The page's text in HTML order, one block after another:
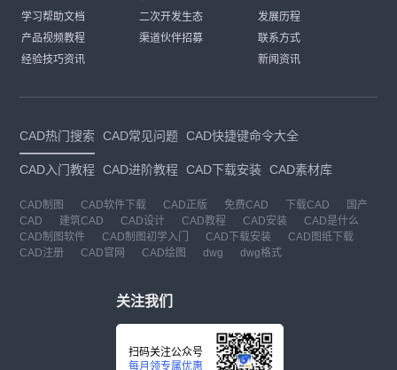
学习帮助文档
产品视频教程
经验技巧资讯
二次开发生态
渠道伙伴招募
发展历程
联系方式
新闻资讯
CAD热门搜索 CAD常见问题 CAD快捷键命令大全
CAD入门教程 CAD进阶教程 CAD下载安装 CAD素材库
CAD制图 CAD软件下载 CAD正版 免费CAD 下载CAD
国产
CAD
建筑CAD CAD设计 CAD教程 CAD安装
CAD是什么
CAD制图软件
CAD制图初学入门 CAD下载安装
CAD图纸下载
CAD注册
CAD官网 CAD绘图 dwg dwg格式
关注我们
扫码关注公众号
每月领专属优惠